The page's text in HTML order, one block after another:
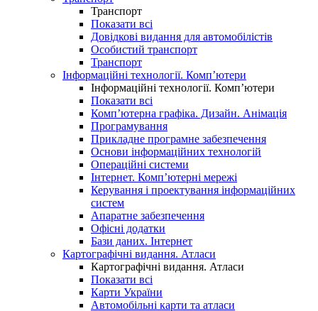
Транспорт
Показати всі
Довідкові видання для автомобілістів
Особистий транспорт
Транспорт
Інформаційні технології. Комп’ютери
Інформаційні технології. Комп’ютери
Показати всі
Комп’ютерна графіка. Дизайн. Анімація
Програмування
Прикладне програмне забезпечення
Основи інформаційних технологій
Операційні системи
Інтернет. Комп’ютерні мережі
Керування і проектування інформаційних
систем
Апаратне забезпечення
Офісні додатки
Бази даних. Інтернет
Картографічні видання. Атласи
Картографічні видання. Атласи
Показати всі
Карти України
Автомобільні карти та атласи